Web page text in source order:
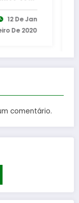
Out
mattis
felis
18 De Fev
Ereiro De 20